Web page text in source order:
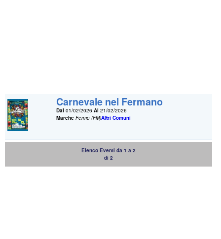
Carnevale nel Fermano
Dal 01/02/2026Al 21/02/2026
Marche Fermo (FM)Altri Comuni
Elenco Eventi da 1 a 2
di 2